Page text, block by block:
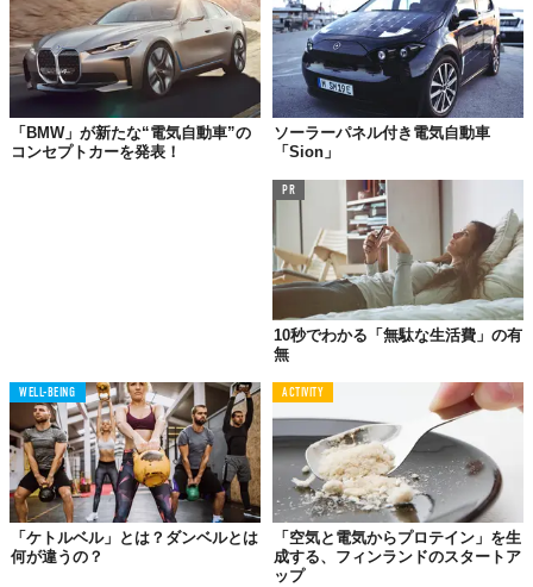
「BMW」が新たな“電気自動車”の
コンセプトカーを発表！
ソーラーパネル付き電気自動車
「Sion」
PR
10秒でわかる「無駄な生活費」の有
無
WELL-BEING
「ケトルベル」とは？ダンベルとは
何が違うの？
ACTIVITY
「空気と電気からプロテイン」を生
成する、フィンランドのスタートア
ップ